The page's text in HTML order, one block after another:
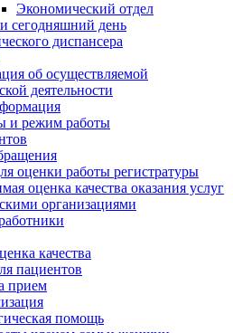
Экономический отдел
сегодняшний день
диспансера
об осуществляемой
деятельности
и режим работы
оценки работы регистратуры
оценка качества оказания услуг
организациями
качества
пациентов
прием
помощь